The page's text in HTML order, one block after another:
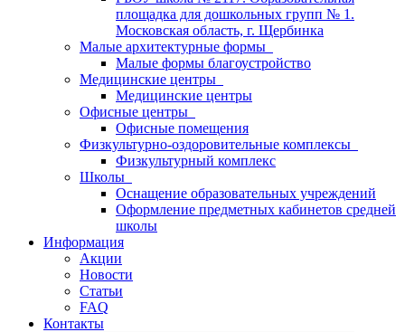
площадка для дошкольных групп № 1.
Московская область, г. Щербинка
Малые архитектурные формы
Малые формы благоустройство
Медицинские центры
Медицинские центры
Офисные центры
Офисные помещения
Физкультурно-оздоровительные комплексы
Физкультурный комплекс
Школы
Оснащение образовательных учреждений
Оформление предметных кабинетов средней
школы
Информация
Акции
Новости
Статьи
FAQ
Контакты